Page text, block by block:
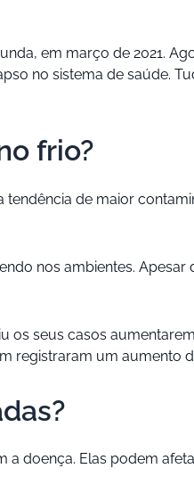
em março de 2021.
no sistema de saúde.
frio?
de maior
nos ambientes. Apesar
os seus casos
registraram um aumento
a doença. Elas podem